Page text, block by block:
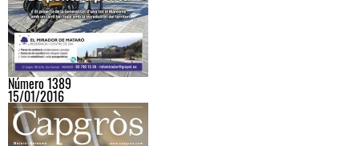
Número 1389
15/01/2016